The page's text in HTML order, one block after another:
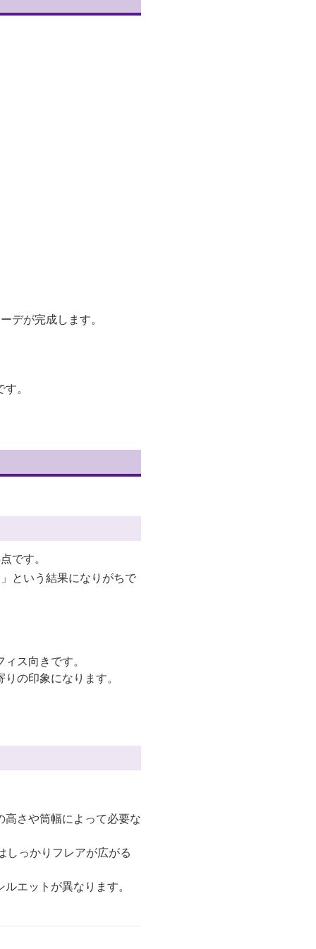
デが完成します。
。
です。
という結果になりがちで
ス向きです。
の印象になります。
さや筒幅によって必要な
しっかりフレアが広がる
エットが異なります。